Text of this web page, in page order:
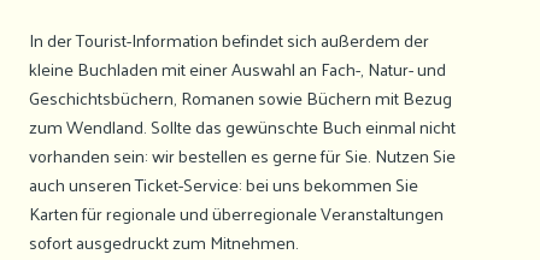
In der Tourist-Information befindet sich außerdem der
kleine Buchladen mit einer Auswahl an Fach-, Natur- und
Geschichtsbüchern, Romanen sowie Büchern mit Bezug
zum Wendland. Sollte das gewünschte Buch einmal nicht
vorhanden sein: wir bestellen es gerne für Sie. Nutzen Sie
auch unseren Ticket-Service: bei uns bekommen Sie
Karten für regionale und überregionale Veranstaltungen
sofort ausgedruckt zum Mitnehmen.